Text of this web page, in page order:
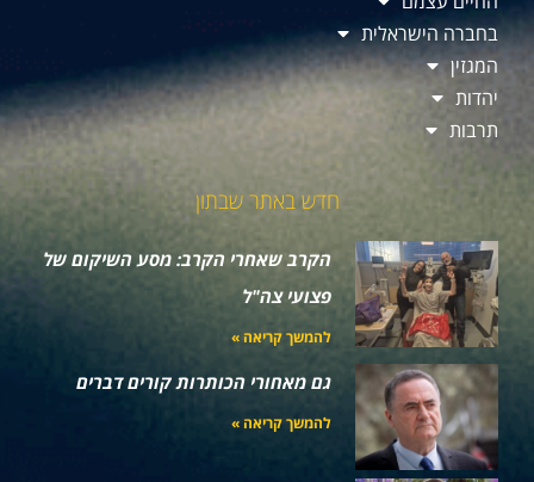
בחברה הישראלית
המגזין
יהדות
תרבות
חדש באתר שבתון
הקרב שאחרי הקרב: מסע השיקום של
פצועי צה"ל
להמשך קריאה »
גם מאחורי הכותרות קורים דברים
להמשך קריאה »